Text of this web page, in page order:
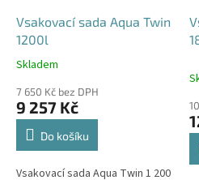
Vsakovací sada Aqua Twin
1200l
Průměrné
produktu
je
5,0
hvězdiček.
Skladem
7 650 Kč bez DPH
9 257 Kč
Do košíku
Vsakovací sada Aqua Twin 1 200